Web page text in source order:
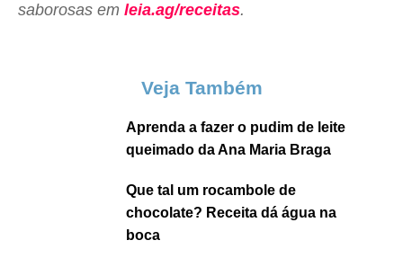
saborosas em leia.ag/receitas.
Veja Também
Aprenda a fazer o pudim de leite
queimado da Ana Maria Braga
Que tal um rocambole de
chocolate? Receita dá água na
boca